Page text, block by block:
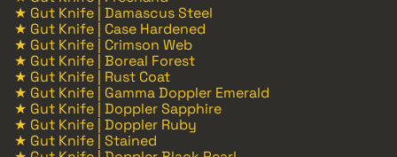
★ Gut Knife | Damascus Steel
★ Gut Knife | Case Hardened
★ Gut Knife | Crimson Web
★ Gut Knife | Boreal Forest
★ Gut Knife | Rust Coat
★ Gut Knife | Gamma Doppler Emerald
★ Gut Knife | Doppler Sapphire
★ Gut Knife | Doppler Ruby
★ Gut Knife | Stained